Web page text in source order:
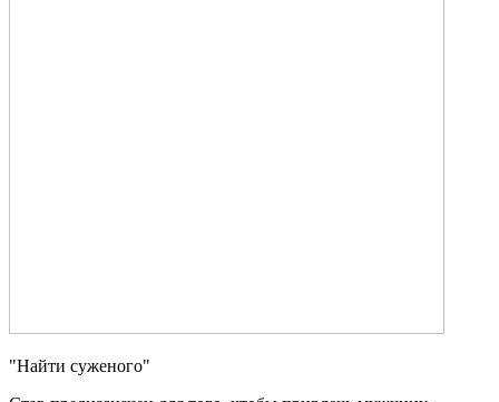
"Найти суженого"